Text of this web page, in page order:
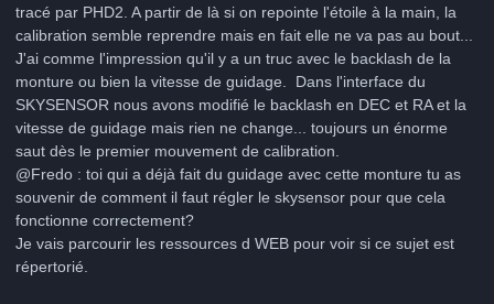
tracé par PHD2. A partir de là si on repointe l'étoile à la main, la
calibration semble reprendre mais en fait elle ne va pas au bout...
J'ai comme l'impression qu'il y a un truc avec le backlash de la
monture ou bien la vitesse de guidage. Dans l'interface du
SKYSENSOR nous avons modifié le backlash en DEC et RA et la
vitesse de guidage mais rien ne change... toujours un énorme
saut dès le premier mouvement de calibration.
@Fredo : toi qui a déjà fait du guidage avec cette monture tu as
souvenir de comment il faut régler le skysensor pour que cela
fonctionne correctement?
Je vais parcourir les ressources d WEB pour voir si ce sujet est
répertorié.